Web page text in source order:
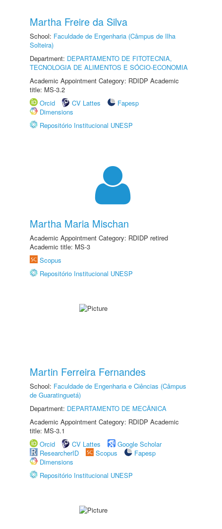
Martha Freire da Silva
School: Faculdade de Engenharia (Câmpus de Ilha
Solteira)
Department: DEPARTAMENTO DE FITOTECNIA,
TECNOLOGIA DE ALIMENTOS E SÓCIO-ECONOMIA
Academic Appointment Category: RDIDP Academic
title: MS-3.2
Orcid
CV Lattes
Fapesp
Dimensions
Repositório Institucional UNESP
Martha Maria Mischan
Academic Appointment Category: RDIDP retired
Academic title: MS-3
Scopus
Repositório Institucional UNESP
Martin Ferreira Fernandes
School: Faculdade de Engenharia e Ciências (Câmpus
de Guaratinguetá)
Department: DEPARTAMENTO DE MECÂNICA
Academic Appointment Category: RDIDP Academic
title: MS-3.1
Orcid
CV Lattes
Google Scholar
ResearcherID
Scopus
Fapesp
Dimensions
Repositório Institucional UNESP